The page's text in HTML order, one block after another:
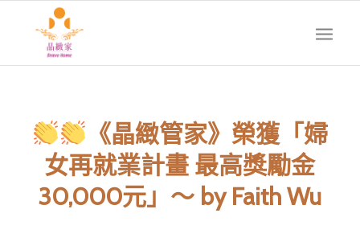
《晶緻管家》榮獲「婦
女再就業計畫 最高獎勵金
30,000元」～ by Faith Wu